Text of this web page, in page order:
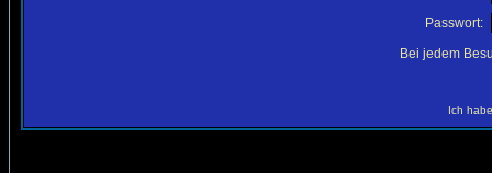
Passwort:
Bei jedem
Ich